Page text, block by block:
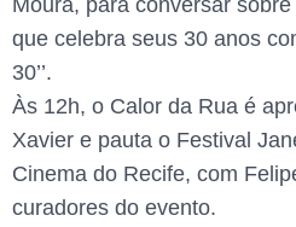
que celebra seus 30 anos
30’’.
Às 12h, o Calor da Rua é
Xavier e pauta o Festival
Cinema do Recife, com
curadores do evento.